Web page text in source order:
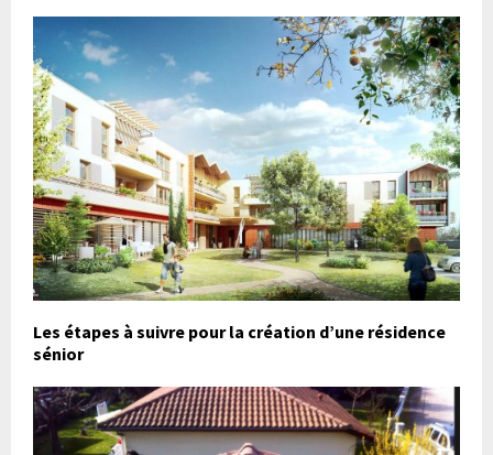
Les étapes à suivre pour la création d’une résidence
sénior